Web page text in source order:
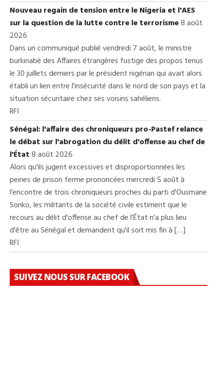
Nouveau regain de tension entre le Nigeria et l'AES
sur la question de la lutte contre le terrorisme8 août
2026
Dans un communiqué publié vendredi 7 août, le ministre
burkinabè des Affaires étrangères fustige des propos tenus
le 30 juillets derniers par le président nigérian qui avait alors
établi un lien entre l'insécurité dans le nord de son pays et la
situation sécuritaire chez ses voisins sahéliens.
RFI
Sénégal: l'affaire des chroniqueurs pro-Pastef relance
le débat sur l'abrogation du délit d'offense au chef de
l'État8 août 2026
Alors qu'ils jugent excessives et disproportionnées les
peines de prison ferme prononcées mercredi 5 août à
l'encontre de trois chroniqueurs proches du parti d'Ousmane
Sonko, les militants de la société civile estiment que le
recours au délit d'offense au chef de l'État n'a plus lieu
d'être au Sénégal et demandent qu'il soit mis fin à […]
RFI
SUIVEZ NOUS SUR FACEBOOK